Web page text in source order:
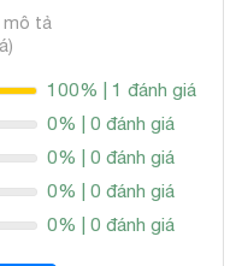
mô tả
100% | 1 đánh giá
0% | 0 đánh giá
0% | 0 đánh giá
0% | 0 đánh giá
0% | 0 đánh giá